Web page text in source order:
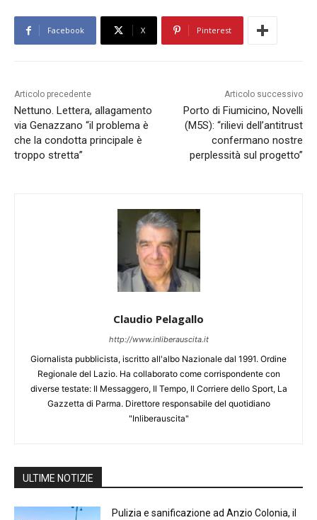
Facebook X Pinterest
Articolo precedente
Nettuno. Lettera, allagamento
via Genazzano “il problema è
che la condotta principale è
troppo stretta”
Articolo successivo
Porto di Fiumicino, Novelli
(M5S): “rilievi dell’antitrust
confermano nostre
perplessità sul progetto”
Claudio Pelagallo
http://www.inliberauscita.it
Giornalista pubblicista, iscritto all'albo Nazionale dal 1991. Ordine
Regionale del Lazio. Ha collaborato come corrispondente con
diverse testate: Il Messaggero, Il Tempo, Il Corriere dello Sport, La
Gazzetta di Parma. Direttore responsabile del quotidiano
"Inliberauscita"
ULTIME NOTIZIE
Pulizia e sanificazione ad Anzio Colonia, il